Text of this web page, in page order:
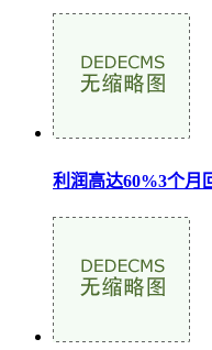
利润高达60%3个月